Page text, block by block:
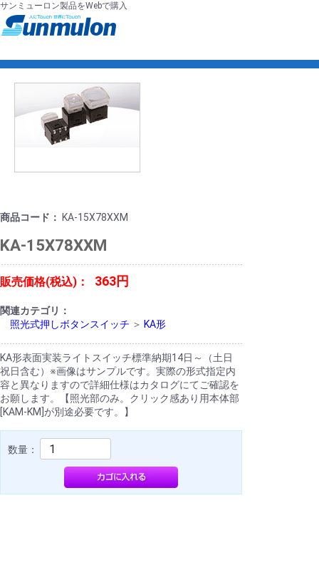
サンミューロン製品をWebで購入
商品コード： KA-15X78XXM
KA-15X78XXM
販売価格(税込)： 363円
関連カテゴリ：
照光式押しボタンスイッチ ＞ KA形
KA形表面実装ライトスイッチ標準納期14日～（土日
祝日含む）※画像はサンプルです。実際の形式指定内
容と異なりますので詳細仕様はカタログにてご確認を
お願します。
【照光部のみ。クリック感あり用本体部
[KAM-KM]が別途必要です。】
数量：